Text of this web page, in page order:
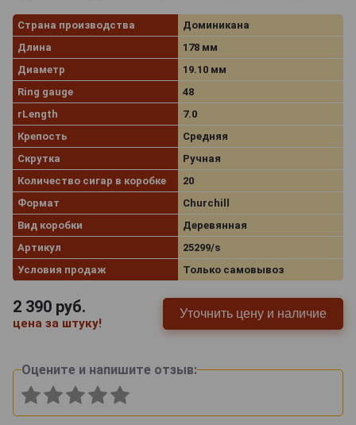
Страна производства
Доминикана
Длина
178 мм
Диаметр
19.10 мм
Ring gauge
48
rLength
7.0
Крепость
Средняя
Скрутка
Ручная
Количество сигар в коробке
20
Формат
Churchill
Вид коробки
Деревянная
Артикул
25299/s
Условия продаж
Только самовывоз
2 390 руб.
цена за штуку!
Уточнить цену и наличие
Оцените и напишите отзыв: